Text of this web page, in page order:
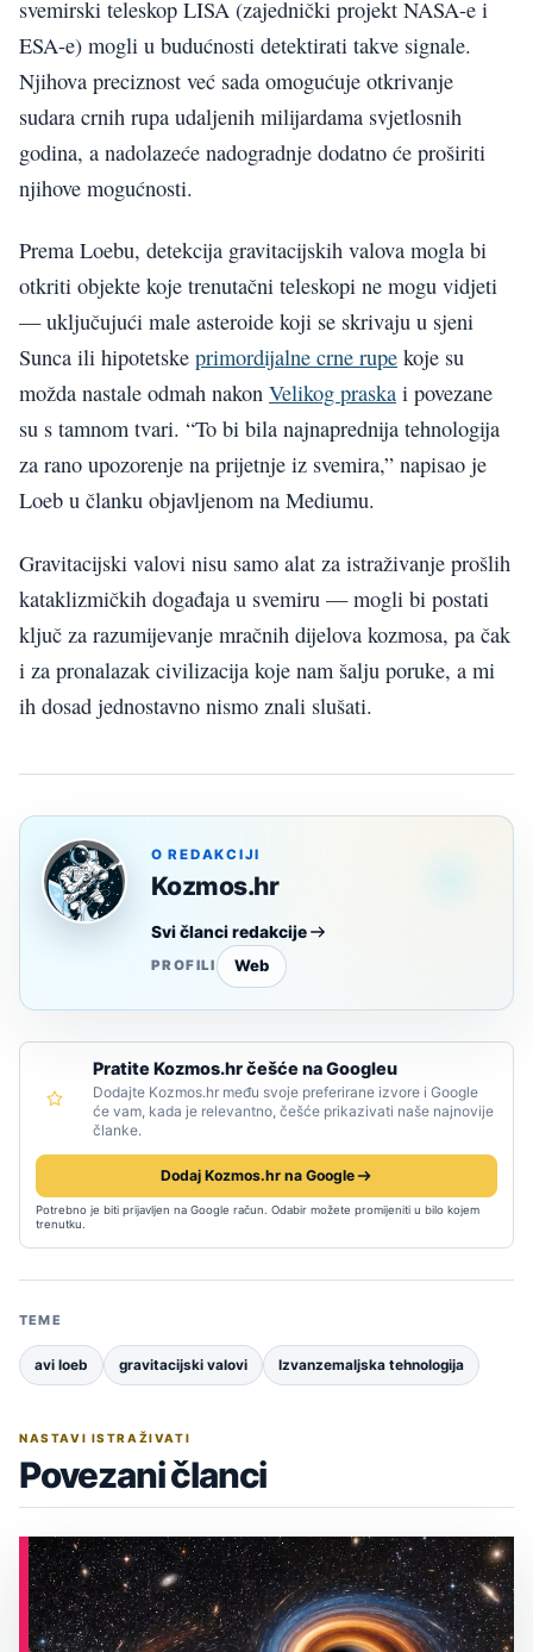
svemirski teleskop LISA (zajednički projekt NASA-e i
ESA-e) mogli u budućnosti detektirati takve signale.
Njihova preciznost već sada omogućuje otkrivanje
sudara crnih rupa udaljenih milijardama svjetlosnih
godina, a nadolazeće nadogradnje dodatno će proširiti
njihove mogućnosti.
Prema Loebu, detekcija gravitacijskih valova mogla bi
otkriti objekte koje trenutačni teleskopi ne mogu vidjeti
— uključujući male asteroide koji se skrivaju u sjeni
Sunca ili hipotetske primordijalne crne rupe koje su
možda nastale odmah nakon Velikog praska i povezane
su s tamnom tvari. “To bi bila najnaprednija tehnologija
za rano upozorenje na prijetnje iz svemira,” napisao je
Loeb u članku objavljenom na Mediumu.
Gravitacijski valovi nisu samo alat za istraživanje prošlih
kataklizmičkih događaja u svemiru — mogli bi postati
ključ za razumijevanje mračnih dijelova kozmosa, pa čak
i za pronalazak civilizacija koje nam šalju poruke, a mi
ih dosad jednostavno nismo znali slušati.
O REDAKCIJI
Kozmos.hr
Svi članci redakcije
PROFILI Web
Pratite Kozmos.hr češće na Googleu
Dodajte Kozmos.hr među svoje preferirane izvore i Google
će vam, kada je relevantno, češće prikazivati naše najnovije
članke.
Dodaj Kozmos.hr na Google
Potrebno je biti prijavljen na Google račun. Odabir možete promijeniti u bilo kojem
trenutku.
TEME
avi loeb gravitacijski valovi Izvanzemaljska tehnologija
NASTAVI ISTRAŽIVATI
Povezani članci